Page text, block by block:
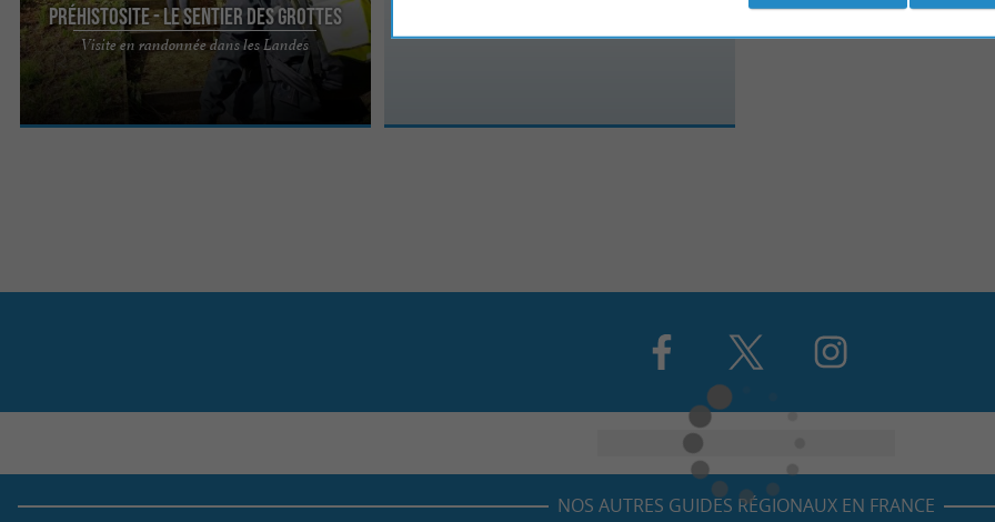
PréhistoSite - Le sentier des grottes
Visite en randonnée dans les Landes
LA VISITE DU SITE ARCHÉOLOGIQUE DES
GROTTES DU PAPE EN RANDONNÉE Uniquement
sur réservation d'avril à septembre. ...
NOS AUTRES GUIDES RÉGIONAUX EN FRANCE